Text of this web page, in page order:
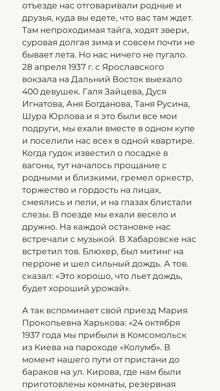
отъезде нас отговаривали родные и
друзья, куда вы едете, что вас там ждет.
Там непроходимая тайга, ходят звери,
суровая долгая зима и совсем почти не
бывает лета. Но нас ничего не пугало.
28 апреля 1937 г. с Ярославского
вокзала на Дальний Восток выехало
400 девушек. Галя Зайцева, Дуся
Игнатова, Аня Богданова, Таня Русина,
Шура Юрлова и я это были все мои
подруги, мы ехали вместе в одном купе
и поселили нас всех в одной квартире.
Когда гудок известил о посадке в
вагоны, тут началось прощание с
родными и близкими, гремел оркестр,
торжество и гордость на лицах,
смеялись и пели, и на глазах блистали
слезы. В поезде мы ехали весело и
дружно. На каждой остановке нас
встречали с музыкой. В Хабаровске нас
встретил тов. Блюхер, был митинг на
перроне и шел сильный дождь. А тов.
сказал: «Это хорошо, что льет дождь,
будет хороший урожай».
А так вспоминает свой приезд Мария
Прокопьевна Харькова: «24 октября
1937 года мы прибыли в Комсомольск
из Киева на пароходе «Колумб». В
момент нашего пути от пристани до
бараков на ул. Кирова, где нам были
приготовлены комнаты, резервная